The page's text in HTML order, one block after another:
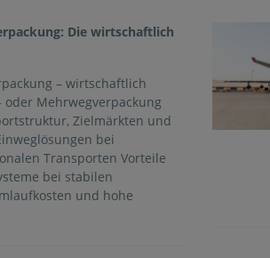
Die wirtschaftlich
– wirtschaftlich
Mehrwegverpackung
Zielmärkten und
bei
Transporten Vorteile
bei stabilen
und hohe